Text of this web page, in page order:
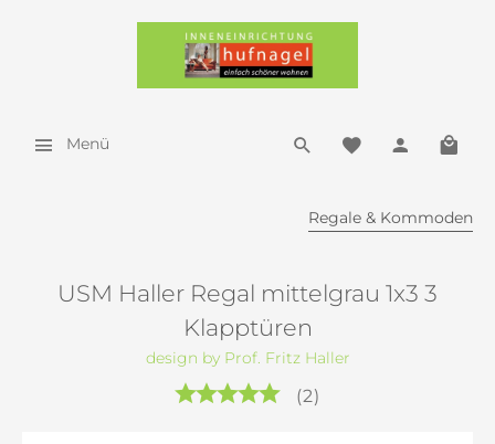
Menü
Regale & Kommoden
USM Haller Regal mittelgrau 1x3 3
Klapptüren
design by Prof. Fritz Haller
(2)